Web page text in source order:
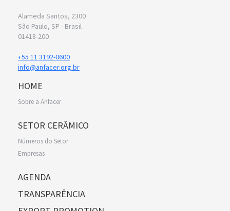
Alameda Santos, 2300
São Paulo, SP - Brasil
01418-200
+55 11 3192-0600
info@anfacer.org.br
HOME
Sobre a Anfacer
SETOR CERÂMICO
Números do Setor
Empresas
AGENDA
TRANSPARÊNCIA